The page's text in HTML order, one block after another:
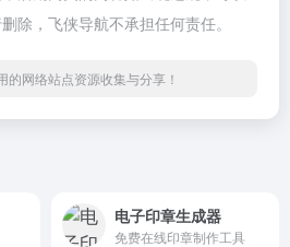
除，飞侠导航不承担任何责任。
网络站点资源收集与分享！
电子印章生成器
免费在线印章制作工具